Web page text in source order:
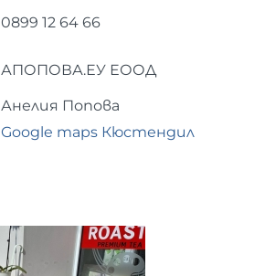
0899 12 64 66
АПОПОВА.ЕУ ЕООД
Анелия Попова
Google maps Кюстендил